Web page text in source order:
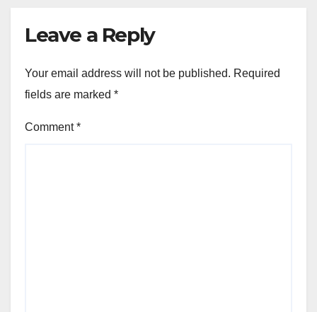
Leave a Reply
Your email address will not be published. Required
fields are marked *
Comment*